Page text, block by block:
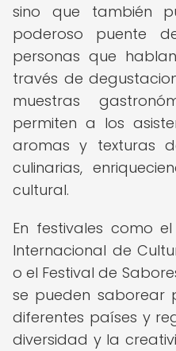
sino que también
poderoso puente
personas que
través de
muestras
permiten a los
aromas y texturas
culinarias,
cultural.
En festivales como
Internacional de
o el Festival de
se pueden saborear
diferentes países y
diversidad y la